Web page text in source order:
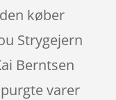
køber
Strygejern
Berntsen
varer